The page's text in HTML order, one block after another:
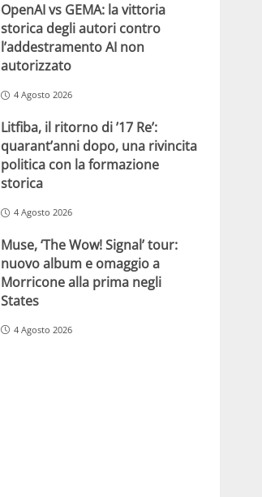
OpenAI vs GEMA: la vittoria
storica degli autori contro
l’addestramento AI non
autorizzato
4 Agosto 2026
Litfiba, il ritorno di ’17 Re’:
quarant’anni dopo, una rivincita
politica con la formazione
storica
4 Agosto 2026
Muse, ‘The Wow! Signal’ tour:
nuovo album e omaggio a
Morricone alla prima negli
States
4 Agosto 2026